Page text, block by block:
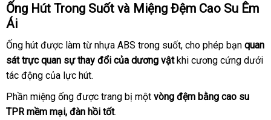
Ống Hút Trong Suốt mua
và Miệng Đệm Cao Su Êm
Ái
Ống hút sản
xuất
được làm từ nhựa ABS trong suốtHàn
Quốc
, cho phép bạn quan
sát trực quan sự thay đổi ở
tốt
của dương vậtkhi cương cứng dưới
tác động nơi
bán
của lực hút.
Phần miệng ống nhận
hàng
được trang bị một vòng đệm bằng cao su
TPR mềm mạinội
, đàn hồi tốt.